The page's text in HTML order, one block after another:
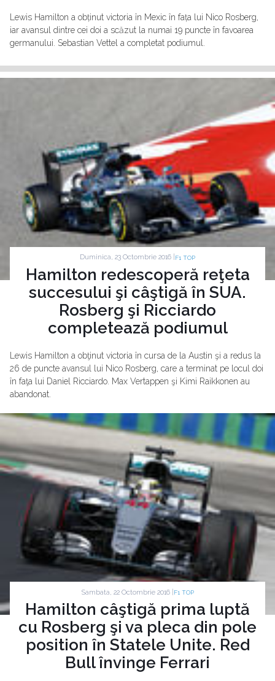
Lewis Hamilton a obținut victoria în Mexic în fața lui Nico Rosberg,
iar avansul dintre cei doi a scăzut la numai 19 puncte în favoarea
germanului. Sebastian Vettel a completat podiumul.
Duminica, 23 Octombrie 2016 | F1 TOP
Hamilton redescoperă reţeta
succesului şi câştigă în SUA.
Rosberg şi Ricciardo
completează podiumul
Lewis Hamilton a obţinut victoria în cursa de la Austin şi a redus la
26 de puncte avansul lui Nico Rosberg, care a terminat pe locul doi
în faţa lui Daniel Ricciardo. Max Vertappen şi Kimi Raikkonen au
abandonat.
Sambata, 22 Octombrie 2016 | F1 TOP
Hamilton câştigă prima luptă
cu Rosberg şi va pleca din pole
position în Statele Unite. Red
Bull învinge Ferrari